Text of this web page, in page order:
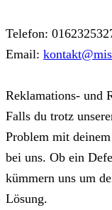
Telefon:
Email:
Reklamations- und
Falls du trotz
Problem mit
bei uns. Ob ein
kümmern uns um
Lösung.